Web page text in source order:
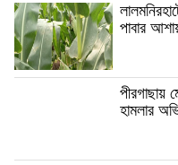
পাবার
পীরগাছায়
হামলার